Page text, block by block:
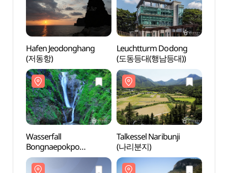
Hafen Jeodonghang
(저동항)
Leuchtturm Dodong
(도동등대(행남등대))
Wasserfall
Bongnaepokpo
(봉래폭포 (울릉도, 독도
국가지질공원))
Talkessel Naribunji
(나리분지)